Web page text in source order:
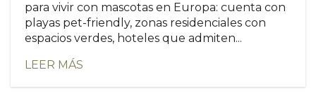
para vivir con mascotas en Europa: cuenta con
playas pet-friendly, zonas residenciales con
espacios verdes, hoteles que admiten...
LEER MÁS